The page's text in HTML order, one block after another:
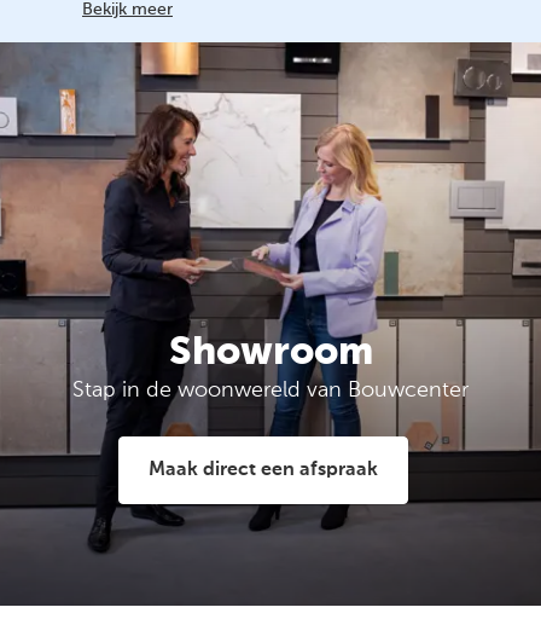
Bekijk meer
Showroom
Stap in de woonwereld van Bouwcenter
Maak direct een afspraak